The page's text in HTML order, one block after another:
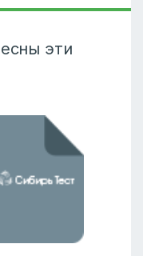
эти